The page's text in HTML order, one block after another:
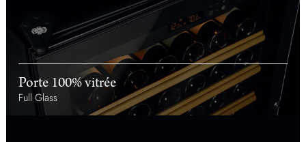
Porte 100% vitrée
Full Glass